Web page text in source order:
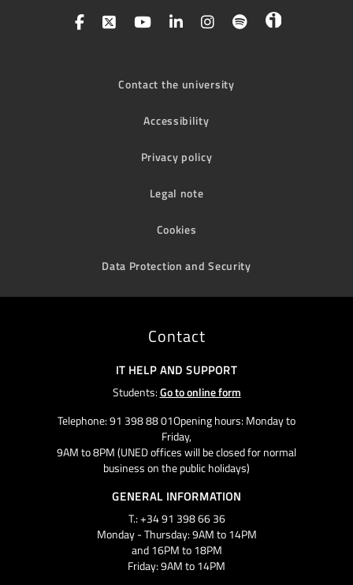
Contact the university
Accessibility
Privacy policy
Legal note
Cookies
Data Protection and Security
Contact
IT HELP AND SUPPORT
Students:Go to online form
Telephone: 91 398 88 01Opening hours: Monday to
Friday,
9AM to 8PM (UNED offices will be closed for normal
business on the public holidays)
GENERAL INFORMATION
T.: +34 91 398 66 36
Monday - Thursday: 9AM to 14PM
and 16PM to 18PM
Friday: 9AM to 14PM